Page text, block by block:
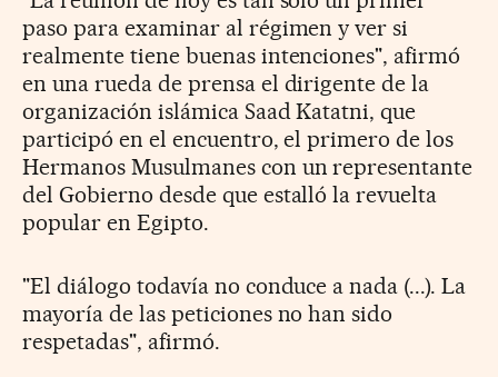
paso para examinar al régimen y ver si
realmente tiene buenas intenciones", afirmó
en una rueda de prensa el dirigente de la
organización islámica Saad Katatni, que
participó en el encuentro, el primero de los
Hermanos Musulmanes con un representante
del Gobierno desde que estalló la revuelta
popular en Egipto.
"El diálogo todavía no conduce a nada (...). La
mayoría de las peticiones no han sido
respetadas", afirmó.